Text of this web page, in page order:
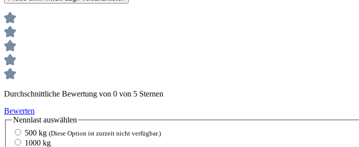
Durchschnittliche Bewertung von 0 von 5 Sternen
Bewerten
Nennlastauswählen
500 kg (Diese Option ist zurzeit nicht verfügbar.)
1000 kg